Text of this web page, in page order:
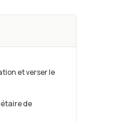
et verser le
de